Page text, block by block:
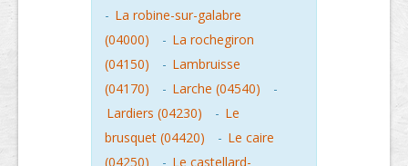
- La robine-sur-galabre
(04000)
- La rochegiron
(04150)
- Lambruisse
(04170)
- Larche (04540)
-
Lardiers (04230)
- Le
brusquet (04420)
- Le caire
(04250)
- Le castellard-